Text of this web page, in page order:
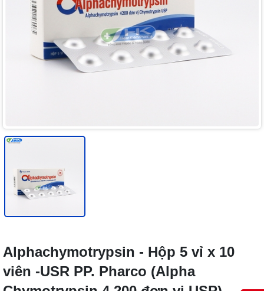
Alphachymotrypsin - Hộp 5 vỉ x 10
viên -USR PP. Pharco (Alpha